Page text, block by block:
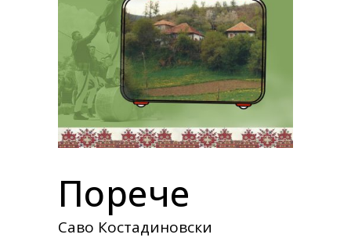
Порече
Саво Костадиновски